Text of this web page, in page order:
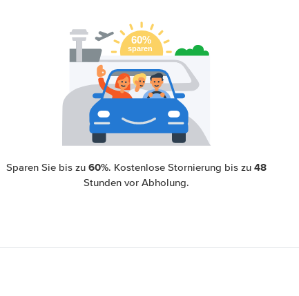
Sparen Sie bis zu60%. Kostenlose Stornierung bis zu48
Stunden vor Abholung.